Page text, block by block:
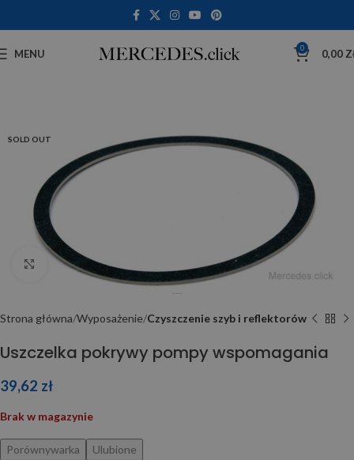
MENU 0 0,00
SOLD OUT
Click to enlarge
Strona główna Wyposażenie Czyszczenie szyb i reflektorów
Uszczelka pokrywy pompy wspomagania
39,62 zł
Brak w magazynie
Porównywarka Ulubione